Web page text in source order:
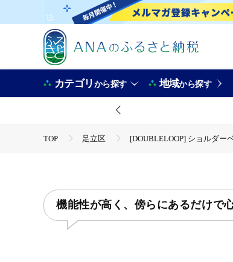
カテゴリから探す 地域から探す
TOP 足立区 [DOUBLELOOP] ショルダー
機能性が高く、傍らにあるだけで